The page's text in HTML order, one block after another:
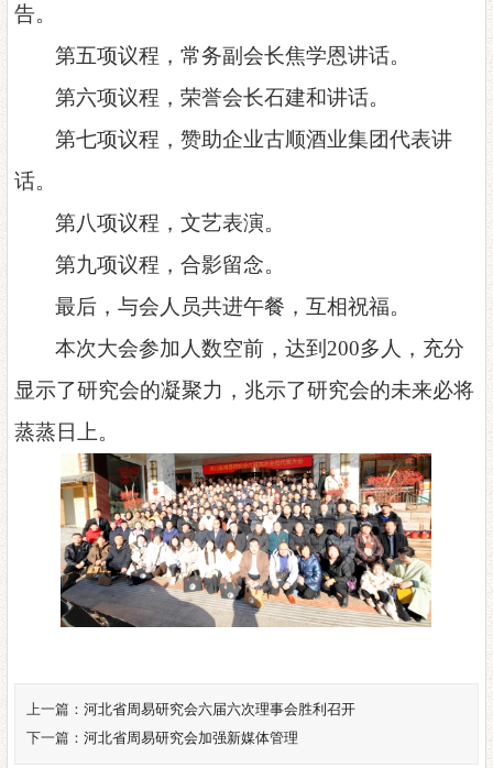
告。
第五项议程，常务副会长焦学恩讲话。
第六项议程，荣誉会长石建和讲话。
第七项议程，赞助企业古顺酒业集团代表讲
话。
第八项议程，文艺表演。
第九项议程，合影留念。
最后，与会人员共进午餐，互相祝福。
本次大会参加人数空前，达到 200多人，充分
显示了研究会的凝聚力，兆示了研究会的未来必将
蒸蒸日上。
上一篇：河北省周易研究会六届六次理事会胜利召开
下一篇：河北省周易研究会加强新媒体管理